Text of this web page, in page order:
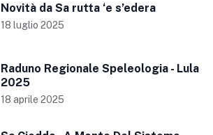
Novità da Sa rutta ‘e s’edera
18 luglio 2025
Raduno Regionale Speleologia - Lula
2025
18 aprile 2025